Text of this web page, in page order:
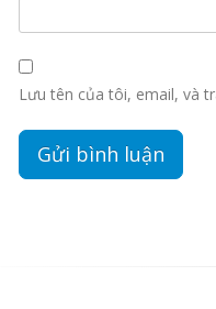
Lưu tên của tôi, email, và